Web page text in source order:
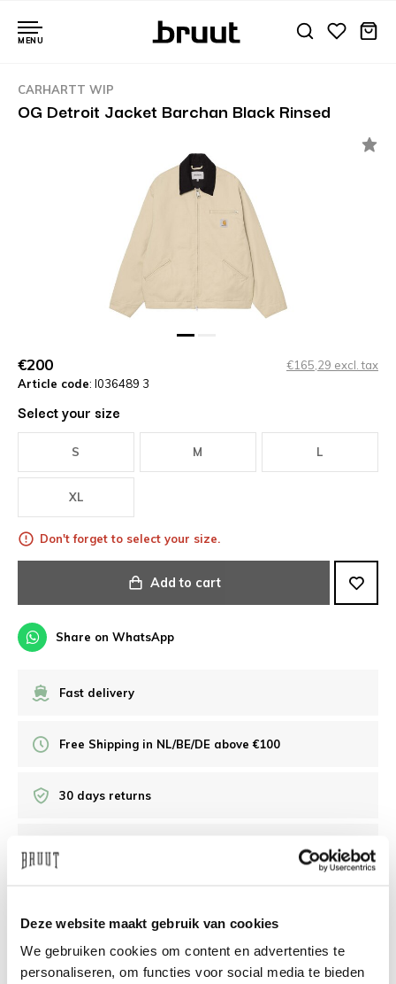
Deze website maakt gebruik van cookies
We gebruiken cookies om content en advertenties te
personaliseren, om functies voor social media te bieden
MENU
CARHARTT WIP
OG Detroit Jacket Barchan Black Rinsed
€200
€165,29 excl. tax
Article code: I036489 3
Select your size
S M L
XL
Don't forget to select your size.
Add to cart
Share on WhatsApp
Fast delivery
Free Shipping in NL/BE/DE above €100
30 days returns
Need help?We're glad to help
info@bruut.nl Live chat Whatsapp